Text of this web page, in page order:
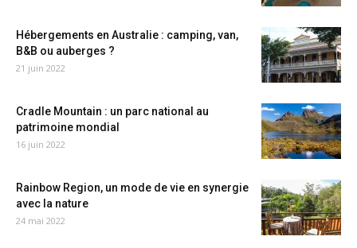
Hébergements en Australie : camping, van,
B&B ou auberges ?
21 juin 2022
Cradle Mountain : un parc national au
patrimoine mondial
16 juin 2022
Rainbow Region, un mode de vie en synergie
avec la nature
24 mai 2022